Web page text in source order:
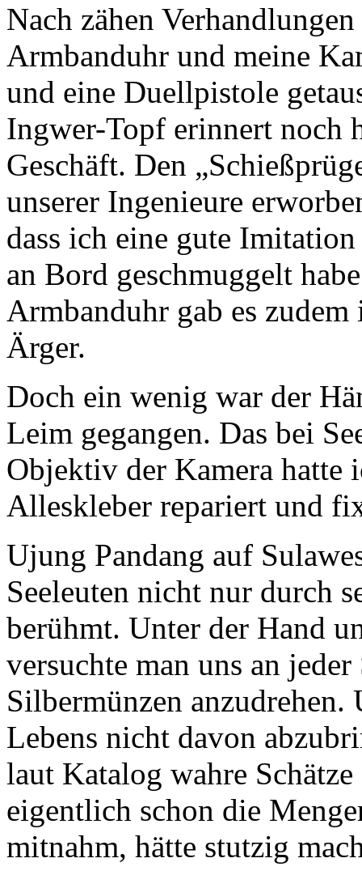
Nach zähen
Armbanduhr und meine
und eine Duellpistole
Ingwer-Topf erinnert noch
Geschäft. Den
unserer Ingenieure
dass ich eine gute
an Bord geschmuggelt
Armbanduhr gab es
Ärger.
Doch ein wenig war der
Leim gegangen. Das bei
Objektiv der Kamera
Alleskleber repariert und
Ujung Pandang auf
Seeleuten nicht nur durch
berühmt. Unter der Hand
versuchte man uns an
Silbermünzen
Lebens nicht davon
laut Katalog wahre
eigentlich schon die
mitnahm, hätte stutzig